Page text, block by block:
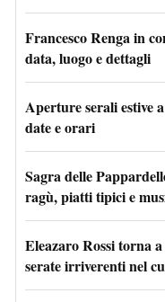
Francesco Renga in
data, luogo e dettagli
Aperture serali estive
date e orari
Sagra delle
ragù, piatti tipici e
Eleazaro Rossi torna
serate irriverenti nel